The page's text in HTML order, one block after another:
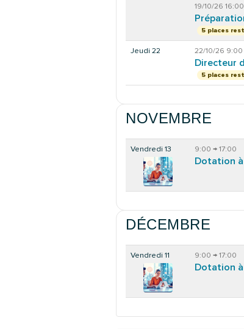
19/10/26
5 places
Jeudi 22 22/10/26 9:00
Directeur
5 places
NOVEMBRE
Vendredi 13 9:00 → 17:00
Dotation
DÉCEMBRE
Vendredi 11 9:00 → 17:00
Dotation